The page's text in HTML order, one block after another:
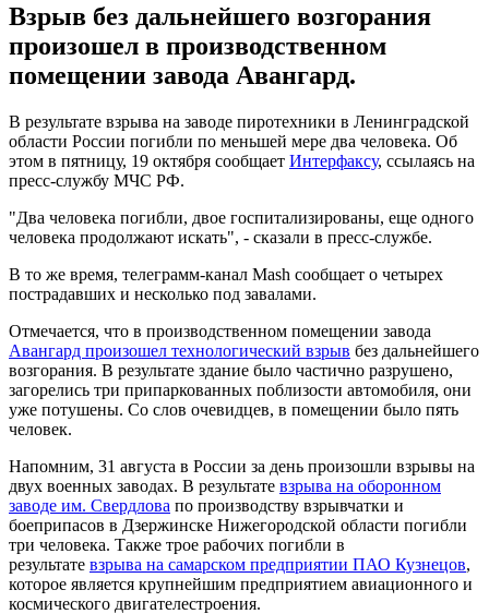
Взрыв без дальнейшего возгорания
произошел в производственном
помещении завода Авангард.
В результате взрыва на заводе пиротехники в Ленинградской
области России погибли по меньшей мере два человека. Об
этом в пятницу, 19 октября сообщает Интерфаксу, ссылаясь на
пресс-службу МЧС РФ.
"Два человека погибли, двое госпитализированы, еще одного
человека продолжают искать", - сказали в пресс-службе.
В то же время, телеграмм-канал Mash сообщает о четырех
пострадавших и несколько под завалами.
Отмечается, что в производственном помещении завода
Авангард произошел технологический взрыв без дальнейшего
возгорания. В результате здание было частично разрушено,
загорелись три припаркованных поблизости автомобиля, они
уже потушены. Со слов очевидцев, в помещении было пять
человек.
Напомним, 31 августа в России за день произошли взрывы на
двух военных заводах. В результате взрыва на оборонном
заводе им. Свердлова по производству взрывчатки и
боеприпасов в Дзержинске Нижегородской области погибли
три человека. Также трое рабочих погибли в
результате взрыва на самарском предприятии ПАО Кузнецов,
которое является крупнейшим предприятием авиационного и
космического двигателестроения.